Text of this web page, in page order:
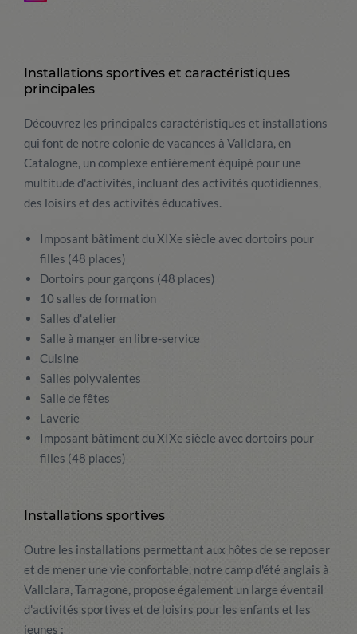
Installations sportives et caractéristiques
principales
Découvrez les principales caractéristiques et installations
qui font de notre colonie de vacances à Vallclara, en
Catalogne, un complexe entièrement équipé pour une
multitude d'activités, incluant des activités quotidiennes,
des loisirs et des activités éducatives.
Imposant bâtiment du XIXe siècle avec dortoirs pour
filles (48 places)
Dortoirs pour garçons (48 places)
10 salles de formation
Salles d'atelier
Salle à manger en libre-service
Cuisine
Salles polyvalentes
Salle de fêtes
Laverie
Imposant bâtiment du XIXe siècle avec dortoirs pour
filles (48 places)
Installations sportives
Outre les installations permettant aux hôtes de se reposer
et de mener une vie confortable, notre camp d'été anglais à
Vallclara, Tarragone, propose également un large éventail
d'activités sportives et de loisirs pour les enfants et les
jeunes :